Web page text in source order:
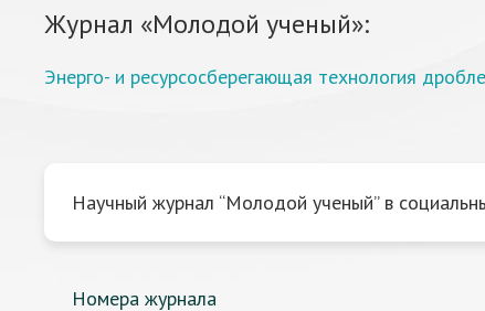
Журнал «Молодой ученый»:
Энерго- и ресурсосберегающая технология
Научный журнал “Молодой ученый” в
Номера журнала